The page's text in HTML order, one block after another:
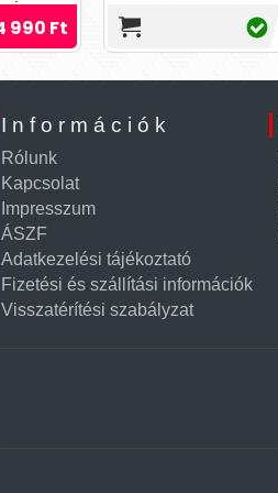
ajánlott anális sikosító.
4 190 Ft
Információk
Rólunk
Kapcsolat
Impresszum
ÁSZF
Adatkezelési tájékoztató
Fizetési és szállítási információk
Visszatérítési szabályzat